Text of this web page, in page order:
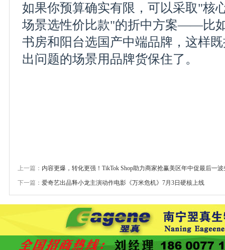
如果你预算确实有限，可以采取"核
场景选性价比款"的折中方案——比
书房和阳台选国产中端品牌，这样
出问题的场景用品牌货保住了。
上一篇： 内容更爆，转化更强！TikTok Shop助力商家抢赢美区年中促最后一
下一篇： 爱奇艺出品释小龙主演动作电影《万米危机》7月3日硬核上线